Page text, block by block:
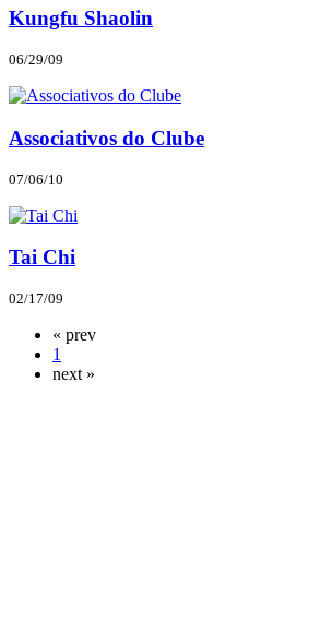
Kungfu Shaolin
06/29/09
Associativos do Clube
07/06/10
Tai Chi
02/17/09
« prev
1
next »